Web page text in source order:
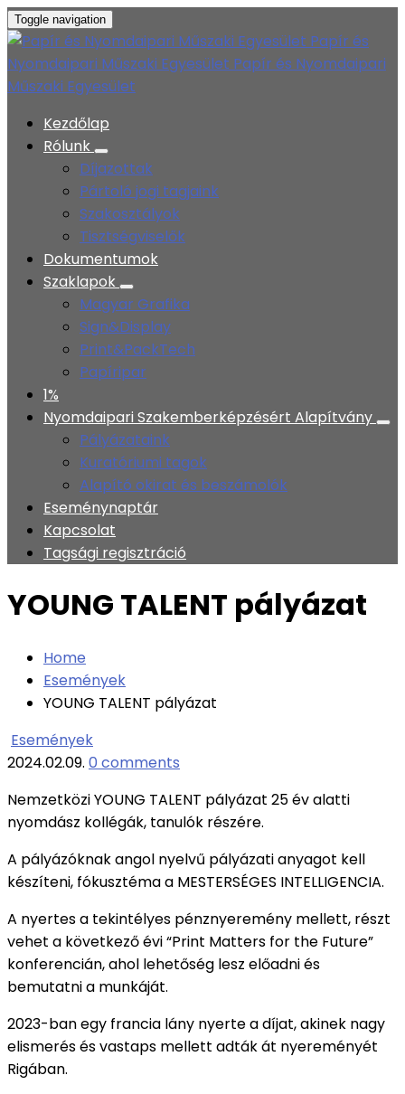
Toggle navigation
Papír és
Nyomdaipari Műszaki Egyesület Papír és Nyomdaipari
Műszaki Egyesület
Kezdőlap
Rólunk
Díjazottak
Pártoló jogi tagjaink
Szakosztályok
Tisztségviselők
Dokumentumok
Szaklapok
Magyar Grafika
Sign&Display
Print&PackTech
Papíripar
1%
Nyomdaipari Szakemberképzésért Alapítvány
Pályázataink
Kuratóriumi tagok
Alapító okirat és beszámolók
Eseménynaptár
Kapcsolat
Tagsági regisztráció
YOUNG TALENT pályázat
Home
Események
YOUNG TALENT pályázat
Események
2024.02.09. 0 comments
Nemzetközi YOUNG TALENT pályázat 25 év alatti
nyomdász kollégák, tanulók részére.
A pályázóknak angol nyelvű pályázati anyagot kell
készíteni, fókusztéma a MESTERSÉGES INTELLIGENCIA.
A nyertes a tekintélyes pénznyeremény mellett, részt
vehet a következő évi “Print Matters for the Future”
konferencián, ahol lehetőség lesz előadni és
bemutatni a munkáját.
2023-ban egy francia lány nyerte a díjat, akinek nagy
elismerés és vastaps mellett adták át nyereményét
Rigában.